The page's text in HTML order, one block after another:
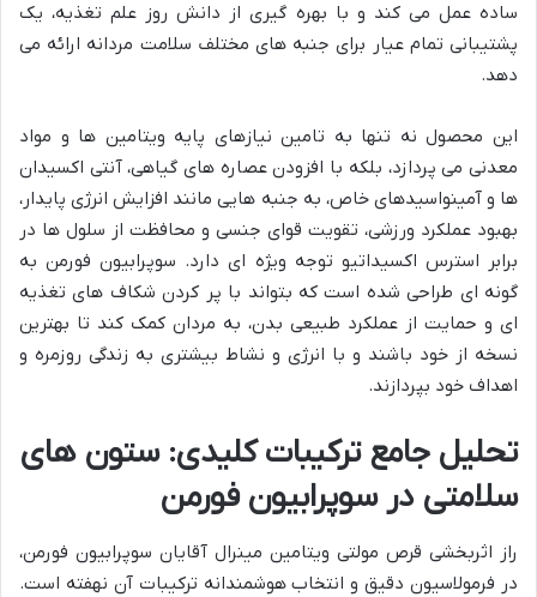
ساده عمل می کند و با بهره گیری از دانش روز علم تغذیه، یک
پشتیبانی تمام عیار برای جنبه های مختلف سلامت مردانه ارائه می
دهد.
این محصول نه تنها به تامین نیازهای پایه ویتامین ها و مواد
معدنی می پردازد، بلکه با افزودن عصاره های گیاهی، آنتی اکسیدان
ها و آمینواسیدهای خاص، به جنبه هایی مانند افزایش انرژی پایدار،
بهبود عملکرد ورزشی، تقویت قوای جنسی و محافظت از سلول ها در
برابر استرس اکسیداتیو توجه ویژه ای دارد. سوپرابیون فورمن به
گونه ای طراحی شده است که بتواند با پر کردن شکاف های تغذیه
ای و حمایت از عملکرد طبیعی بدن، به مردان کمک کند تا بهترین
نسخه از خود باشند و با انرژی و نشاط بیشتری به زندگی روزمره و
اهداف خود بپردازند.
تحلیل جامع ترکیبات کلیدی: ستون های
سلامتی در سوپرابیون فورمن
راز اثربخشی قرص مولتی ویتامین مینرال آقایان سوپرابیون فورمن،
در فرمولاسیون دقیق و انتخاب هوشمندانه ترکیبات آن نهفته است.